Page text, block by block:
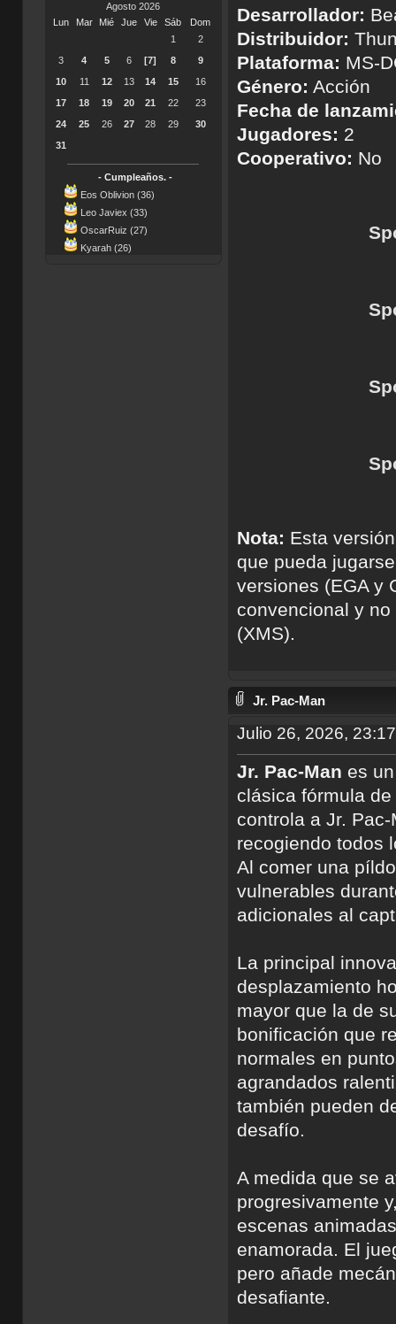
Agosto 2026
Lun
Mar Mié Jue Vie Sáb
Dom
1
2
3
4 5 6 [7] 8
9
10
11 12 13 14 15
16
17
18 19 20 21 22
23
24
25 26 27 28 29
30
31
- Cumpleaños. -
Eos Oblivion (36)
Leo Javiex (33)
OscarRuiz (27)
Kyarah (26)
Desarrollador:
Distribuidor:
Plataforma: MS-
Género: Acción
Fecha de
Jugadores: 2
Cooperativo: No
Nota: Esta
que pueda
versiones (EGA y
convencional y
(XMS).
Jr. Pac-Man
Julio 26, 2026,
Jr. Pac-Man es
clásica fórmula de
controla a Jr.
recogiendo todos
Al comer una
vulnerables
adicionales al
La principal
desplazamiento
mayor que la de
bonificación que
normales en
agrandados
también pueden
desafío.
A medida que se
progresivamente
escenas
enamorada. El
pero añade
desafiante.